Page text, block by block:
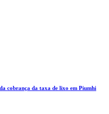
cobrança da taxa de lixo em Piumhi